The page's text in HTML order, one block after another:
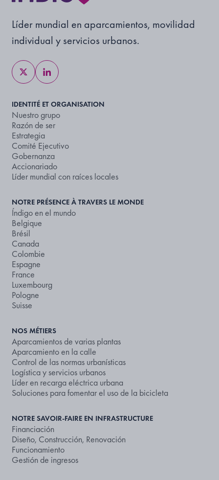
Líder mundial en aparcamientos, movilidad
individual y servicios urbanos.
IDENTITÉ ET ORGANISATION
Nuestro grupo
Razón de ser
Estrategia
Comité Ejecutivo
Gobernanza
Accionariado
Líder mundial con raíces locales
NOTRE PRÉSENCE À TRAVERS LE MONDE
Índigo en el mundo
Belgique
Brésil
Canada
Colombie
Espagne
France
Luxembourg
Pologne
Suisse
NOS MÉTIERS
Aparcamientos de varias plantas
Aparcamiento en la calle
Control de las normas urbanísticas
Logística y servicios urbanos
Líder en recarga eléctrica urbana
Soluciones para fomentar el uso de la bicicleta
NOTRE SAVOIR-FAIRE EN INFRASTRUCTURE
Financiación
Diseño, Construcción, Renovación
Funcionamiento
Gestión de ingresos